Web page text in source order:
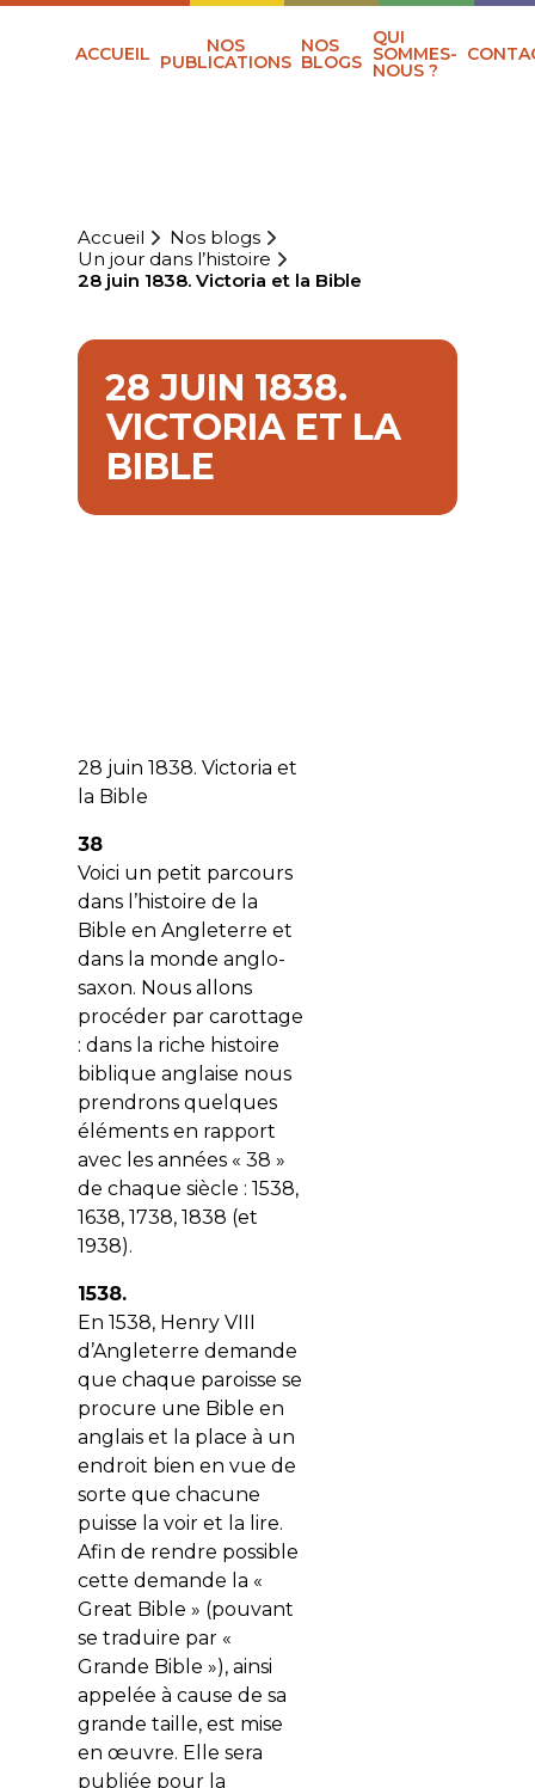
ACCUEIL NOS
PUBLICATIONS
NOS
BLOGS
QUI
SOMMES-
NOUS ?
Accueil
Nos blogs
Un jour dans l’histoire
28 juin 1838. Victoria et la Bible
28 JUIN 1838.
VICTORIA ET LA
BIBLE
28 juin 1838. Victoria et
la Bible
38
Voici un petit parcours
dans l’histoire de la
Bible en Angleterre et
dans la monde anglo-
saxon. Nous allons
procéder par carottage
: dans la riche histoire
biblique anglaise nous
prendrons quelques
éléments en rapport
avec les années « 38 »
de chaque siècle : 1538,
1638, 1738, 1838 (et
1938).
1538.
En 1538, Henry VIII
d’Angleterre demande
que chaque paroisse se
procure une Bible en
anglais et la place à un
endroit bien en vue de
sorte que chacune
puisse la voir et la lire.
Afin de rendre possible
cette demande la «
Great Bible » (pouvant
se traduire par «
Grande Bible »), ainsi
appelée à cause de sa
grande taille, est mise
en œuvre. Elle sera
publiée pour la